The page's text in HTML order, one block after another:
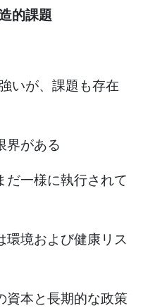
的課題
いが、課題も存在
界がある
だ一様に執行されて
環境および健康リス
資本と長期的な政策